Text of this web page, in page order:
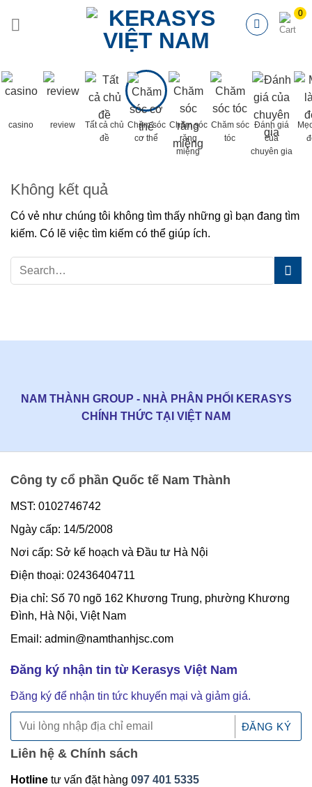
casino review
Tất cả chủ
đề
Chăm sóc
cơ thể
Chăm sóc
răng
miệng
Chăm sóc
tóc
Đánh giá
của
chuyên gia
Không kết quả
Có vẻ như chúng tôi không tìm thấy những gì bạn đang tìm
kiếm. Có lẽ việc tìm kiếm có thể giúp ích.
NAM THÀNH GROUP - NHÀ PHÂN PHỐI KERASYS
CHÍNH THỨC TẠI VIỆT NAM
Công ty cổ phần Quốc tế Nam Thành
MST: 0102746742
Ngày cấp: 14/5/2008
Nơi cấp: Sở kế hoạch và Đầu tư Hà Nội
Điện thoại: 02436404711
Địa chỉ: Số 70 ngõ 162 Khương Trung, phường Khương
Đình, Hà Nội, Việt Nam
Email: admin@namthanhjsc.com
Đăng ký nhận tin từ Kerasys Việt Nam
Đăng ký để nhận tin tức khuyến mại và giảm giá.
Liên hệ & Chính sách
Hotline tư vấn đặt hàng 097 401 5335